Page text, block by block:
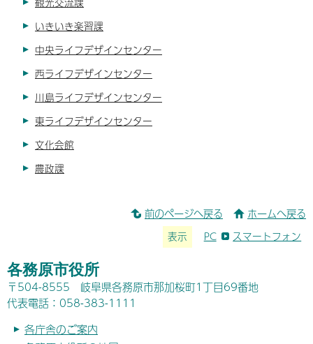
いきいき楽習課
中央ライフデザインセンター
西ライフデザインセンター
川島ライフデザインセンター
東ライフデザインセンター
文化会館
農政課
前のページへ戻る ホームへ戻る
表示 PC スマートフォン
各務原市役所
〒504-8555 岐阜県各務原市那加桜町1丁目69番地
代表電話：058-383-1111
各庁舎のご案内